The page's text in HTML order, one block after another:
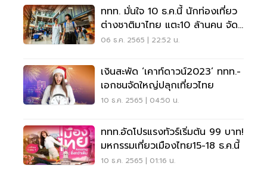
ททท. มั่นใจ 10 ธ.ค.นี้ นักท่องเที่ยว
ต่างชาติมาไทย แตะ10 ล้านคน จัด
ฉลองใหญ่
06 ธ.ค. 2565 | 22:52 น.
เงินสะพัด ‘เคาท์ดาวน์2023’ ททท.-
เอกชนจัดใหญ่ปลุกเที่ยวไทย
10 ธ.ค. 2565 | 04:50 น.
ททท.อัดโปรแรงทัวร์เริ่มต้น 99 บาท!
มหกรรมเที่ยวเมืองไทย15-18 ธ.ค.นี้
10 ธ.ค. 2565 | 01:16 น.